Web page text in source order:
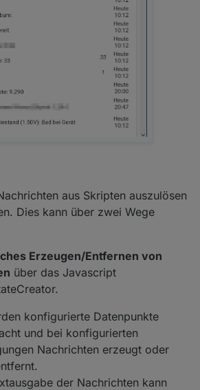
aus Skripten auszulösen
Dies kann über zwei Wege
Erzeugen/Entfernen von
über das Javascript
konfigurierte Datenpunkte
und bei konfigurierten
Nachrichten erzeugt oder
der Nachrichten kann